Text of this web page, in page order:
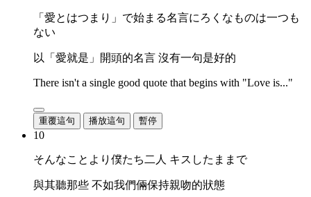
「愛とはつまり」で始まる名言にろくなものは一つも
ない
以「愛就是」開頭的名言 沒有一句是好的
There isn't a single good quote that begins with "Love is..."
重覆這句 播放這句 暫停
10
そんなことより僕たち二人 キスしたままで
與其聽那些 不如我們倆保持親吻的狀態